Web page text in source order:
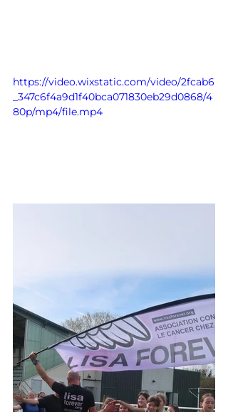
https://video.wixstatic.com/video/2fcab6
_347c6f4a9d1f40bca071830eb29d0868/4
80p/mp4/file.mp4